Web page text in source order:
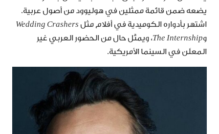
يضعه ضمن قائمة ممثلين في هوليوود من أصول عربية.
اشتهر بأدواره الكوميدية في أفلام مثل Wedding Crashers
وThe Internship، ويمثّل حال من الحضور العربي غير
المعلَن في السينما الأمريكية.